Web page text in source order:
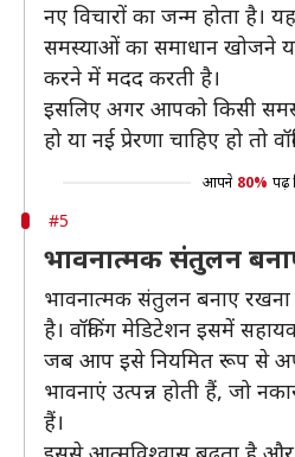
नए विचारों का जन्म होता है।
समस्याओं का समाधान खोजने
करने में मदद करती है।
इसलिए अगर आपको किसी
हो या नई प्रेरणा चाहिए हो तो
आपने 80% पढ़
#5
भावनात्मक संतुलन
भावनात्मक संतुलन बनाए
है। वॉकिंग मेडिटेशन इसमें
जब आप इसे नियमित रूप से
भावनाएं उत्पन्न होती हैं, जो
हैं।